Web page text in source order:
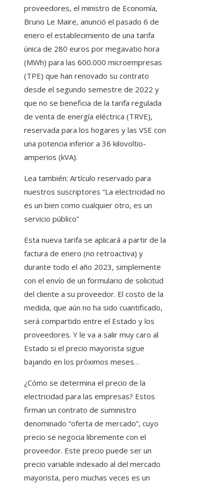
proveedores, el ministro de Economía,
Bruno Le Maire, anunció el pasado 6 de
enero el establecimiento de una tarifa
única de 280 euros por megavatio hora
(MWh) para las 600.000 microempresas
(TPE) que han renovado su contrato
desde el segundo semestre de 2022 y
que no se beneficia de la tarifa regulada
de venta de energía eléctrica (TRVE),
reservada para los hogares y las VSE con
una potencia inferior a 36 kilovoltio-
amperios (kVA).
Lea también: Artículo reservado para
nuestros suscriptores “La electricidad no
es un bien como cualquier otro, es un
servicio público”
Esta nueva tarifa se aplicará a partir de la
factura de enero (no retroactiva) y
durante todo el año 2023, simplemente
con el envío de un formulario de solicitud
del cliente a su proveedor. El costo de la
medida, que aún no ha sido cuantificado,
será compartido entre el Estado y los
proveedores. Y le va a salir muy caro al
Estado si el precio mayorista sigue
bajando en los próximos meses…
¿Cómo se determina el precio de la
electricidad para las empresas? Estos
firman un contrato de suministro
denominado “oferta de mercado”, cuyo
precio se negocia libremente con el
proveedor. Este precio puede ser un
precio variable indexado al del mercado
mayorista, pero muchas veces es un